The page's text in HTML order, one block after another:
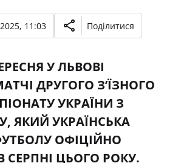
11:03 Поділитися
У ЛЬВОВІ
ДРУГОГО З’ЇЗНОГО
УКРАЇНИ З
ЯКИЙ УКРАЇНСЬКА
ОФІЦІЙНО
СЕРПНІ ЦЬОГО РОКУ.